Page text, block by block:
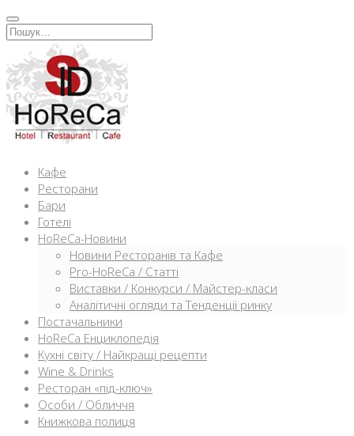
Перейти
к
содержимому
Искать:
Кафе
Ресторани
Бари
Готелі
HoReCa-Новини
Новини Ресторанів та Кафе
Pro-HoReCa / Статті
Виставки / Конкурси / Майстер-класи
Аналітичні огляди та Тенденції ринку
Постачальники
HoReCa Енциклопедія
Кухні світу / Найкращі рецепти
Wine & Drinks
Ресторан «під-ключ»
Особи / Обличчя
Книжкова полиця